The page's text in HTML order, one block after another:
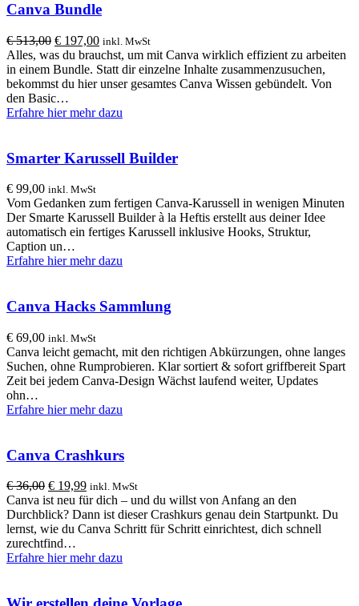
Canva Bundle
€513,00 Ursprünglicher
Preis
war:
€ 513,00
€ 197,00Aktueller
Preis
ist:
€ 197,00.
inkl. MwSt
Alles, was du brauchst, um mit Canva wirklich effizient zu arbeiten
in einem Bundle. Statt dir einzelne Inhalte zusammenzusuchen,
bekommst du hier unser gesamtes Canva Wissen gebündelt. Von
den Basic…
Erfahre hier mehr dazu
Smarter Karussell Builder
€ 99,00 inkl. MwSt
Vom Gedanken zum fertigen Canva-Karussell in wenigen Minuten
Der Smarte Karussell Builder à la Heftis erstellt aus deiner Idee
automatisch ein fertiges Karussell inklusive Hooks, Struktur,
Caption un…
Erfahre hier mehr dazu
Canva Hacks Sammlung
€ 69,00 inkl. MwSt
Canva leicht gemacht, mit den richtigen Abkürzungen, ohne langes
Suchen, ohne Rumprobieren. Klar sortiert & sofort griffbereit Spart
Zeit bei jedem Canva-Design Wächst laufend weiter, Updates
ohn…
Erfahre hier mehr dazu
Canva Crashkurs
€36,00 Ursprünglicher
Preis
war:
€ 36,00
€ 19,99Aktueller
Preis
ist:
€ 19,99.
inkl. MwSt
Canva ist neu für dich – und du willst von Anfang an den
Durchblick? Dann ist dieser Crashkurs genau dein Startpunkt. Du
lernst, wie du Canva Schritt für Schritt einrichtest, dich schnell
zurechtfind…
Erfahre hier mehr dazu